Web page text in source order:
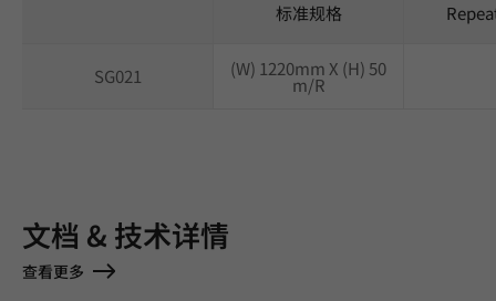
标准规格
SG021 (W) 1220mm X (H) 50
m/R
文档 & 技术详情
查看更多